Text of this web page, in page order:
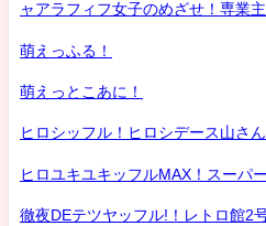
ャアラフィフ女子のめざせ！専業
萌えっふる！
萌えっとこあに！
ヒロシッフル！ヒロシデース山さ
ヒロユキユキッフルMAX！スーパ
徹夜DEテツヤッフル!！レトロ館2